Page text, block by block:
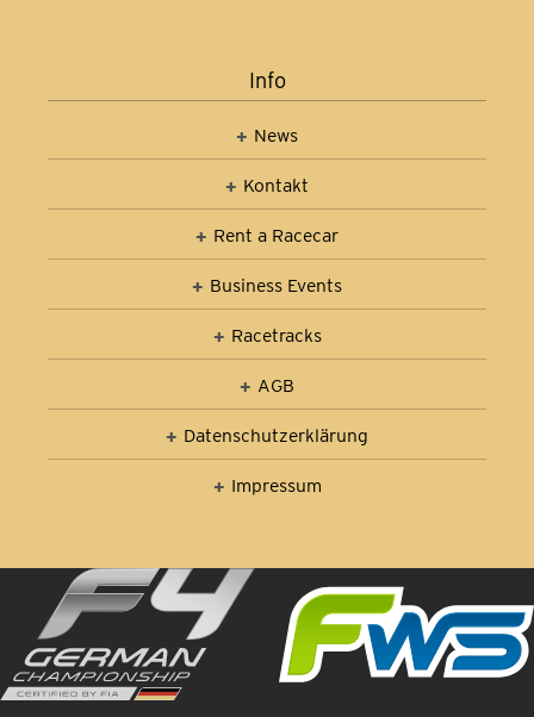
Info
News
Kontakt
Rent a Racecar
Business Events
Racetracks
AGB
Datenschutz­erklärung
Impressum